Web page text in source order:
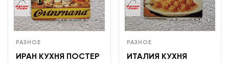
РАЗНОЕ
ИРАН КУХНЯ ПОСТЕР
РАЗНОЕ
ИТАЛИЯ КУХНЯ